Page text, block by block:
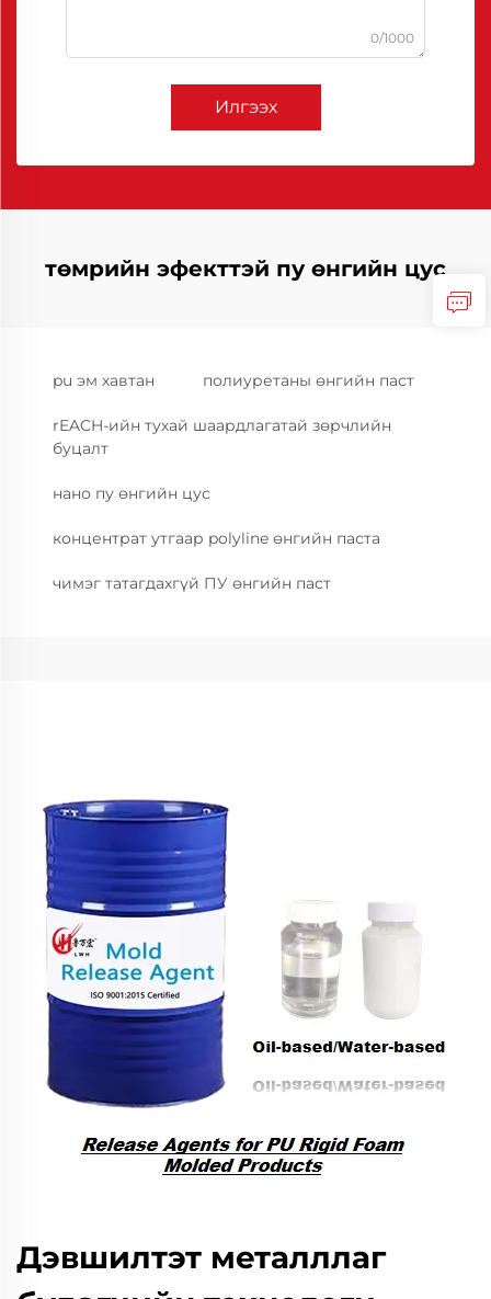
0/1000
Илгээх
төмрийн эфекттэй пу өнгийн цус
pu эм хавтан полиуретаны өнгийн паст
rEACH-ийн тухай шаардлагатай зөрчлийн
буцалт
нано пу өнгийн цус
концентрат утгаар polyline өнгийн паста
чимэг татагдахгүй ПУ өнгийн паст
Дэвшилтэт металллаг